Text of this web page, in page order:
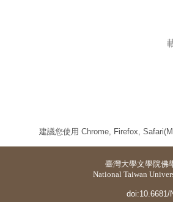
建議您使用 Chrome, Firefox,
臺灣大學文學院佛
National Taiwan
doi:10.6681/